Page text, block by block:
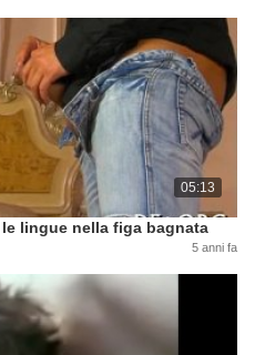
05:13
lingue nella figa bagnata
5 anni fa